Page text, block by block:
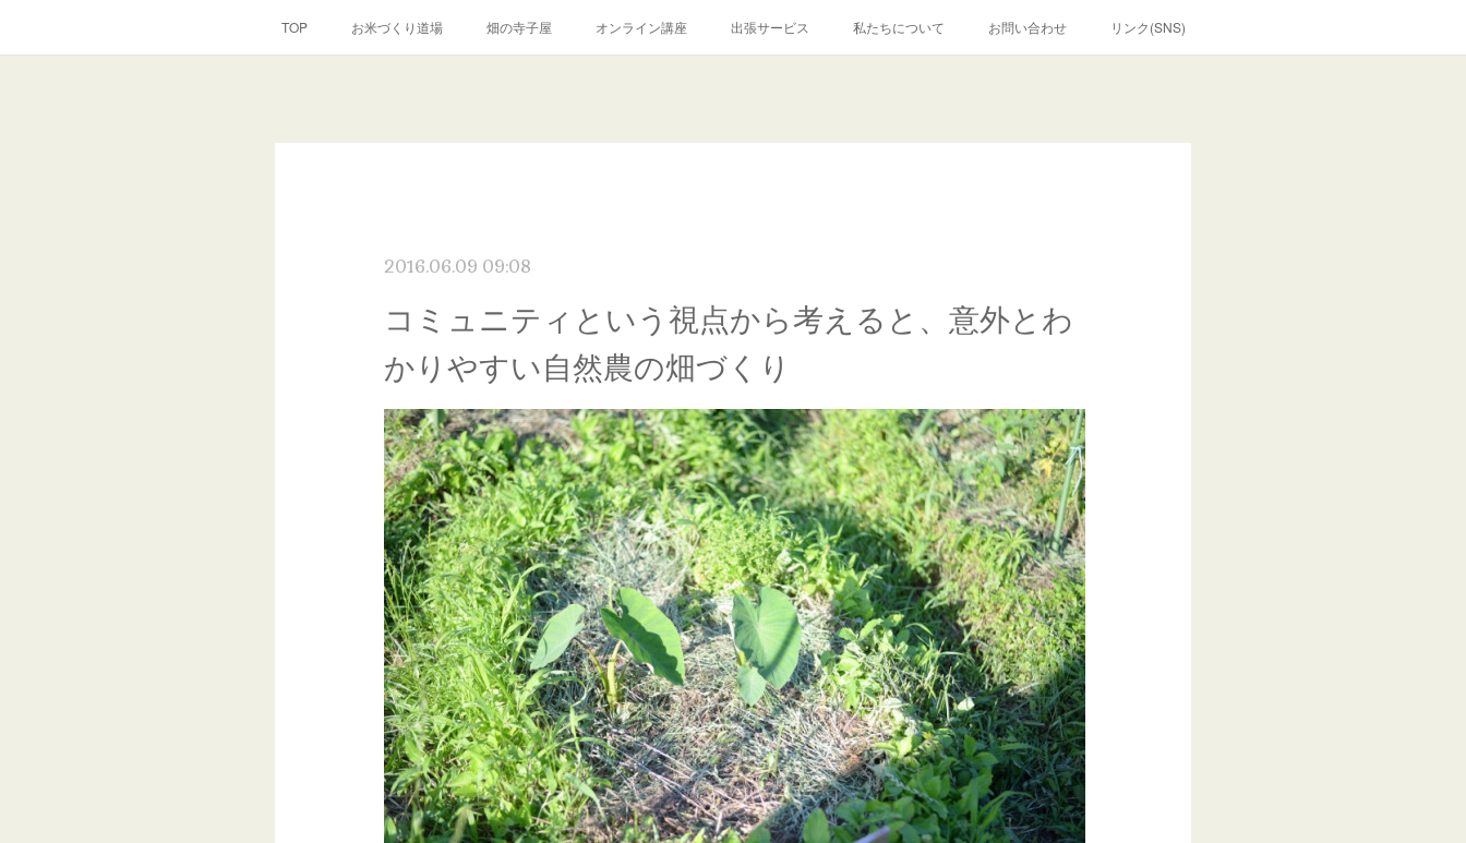
TOP お米づくり道場 畑の寺子屋 オンライン講座 出張サービス 私たちについて お問い合わせ リンク(SNS)
2016.06.09 09:08
コミュニティという視点から考えると、意外とわ
かりやすい自然農の畑づくり